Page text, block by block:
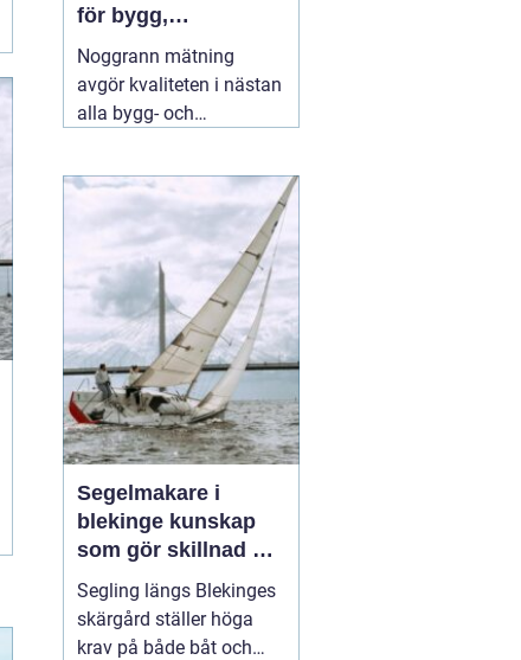
för bygg,
infrastruktur och
geodesi
Noggrann mätning
avgör kvaliteten i nästan
alla bygg- och
på några millimeter i
början kan växa till dyra
problem längre fram.
Därför väljer många
yrkesproffs moderna
instrument02 augusti
2026
Segelmakare i
blekinge kunskap
som gör skillnad på
vattnet
Segling längs Blekinges
skärgård ställer höga
krav på både båt och